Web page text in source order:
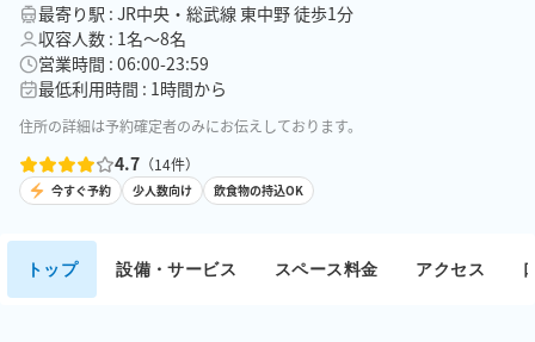
最寄り駅 : JR中央・総武線 東中野 徒歩1分
収容人数 : 1名〜8名
営業時間 : 06:00-23:59
最低利用時間 : 1時間から
住所の詳細は予約確定者のみにお伝えしております。
4.7 （14件）
今すぐ予約 少人数向け 飲食物の持込OK
トップ 設備・サービス スペース料金 アクセス